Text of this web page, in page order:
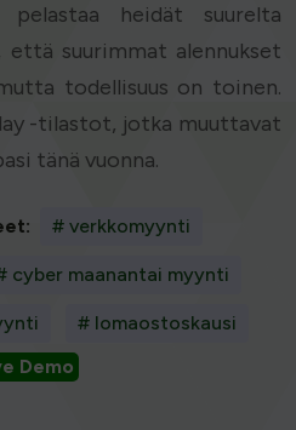
heidät suurelta
että suurimmat alennukset
todellisuus on toinen.
-tilastot, jotka muuttavat
tänä vuonna.
# verkkomyynti
cyber maanantai myynti
# lomaostoskausi
Demo